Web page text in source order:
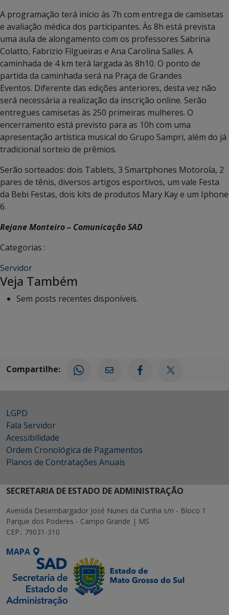
A programação terá início às 7h com entrega de camisetas
e avaliação médica dos participantes. Às 8h está prevista
uma aula de alongamento com os professores Sabrina
Colatto, Fabrizio Filgueiras e Ana Carolina Salles. A
caminhada de 4 km terá largada às 8h10. O ponto de
partida da caminhada será na Praça de Grandes
Eventos. Diferente das edições anteriores, desta vez não
será necessária a realização da inscrição online. Serão
entregues camisetas às 250 primeiras mulheres. O
encerramento está previsto para as 10h com uma
apresentação artística musical do Grupo Sampri, além do já
tradicional sorteio de prêmios.
Serão sorteados: dois Tablets, 3 Smartphones Motorola, 2
pares de tênis, diversos artigos esportivos, um vale Festa
da Bebi Festas, dois kits de produtos Mary Kay e um Iphone
6.
Rejane Monteiro – Comunicação SAD
Categorias :
Servidor
Veja Também
Sem posts recentes disponíveis.
Compartilhe:
LGPD
Fala Servidor
Acessibilidade
Ordem Cronológica de Pagamentos
Planos de Contratações Anuais
SECRETARIA DE ESTADO DE ADMINISTRAÇÃO
Avenida Desembargador José Nunes da Cunha s/n - Bloco 1
Parque dos Poderes - Campo Grande | MS
CEP.: 79031-310
MAPA